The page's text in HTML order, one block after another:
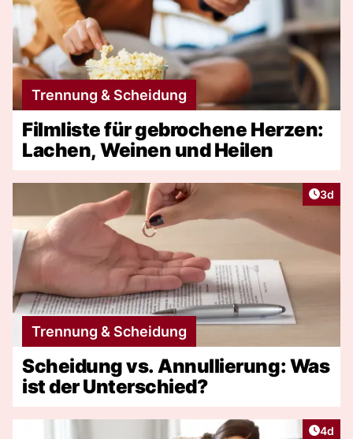
Trennung & Scheidung
Filmliste für gebrochene Herzen:
Lachen, Weinen und Heilen
3d
Trennung & Scheidung
Scheidung vs. Annullierung: Was
ist der Unterschied?
4d